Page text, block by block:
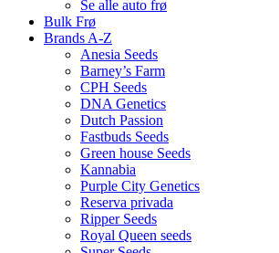
Se alle auto frø
Bulk Frø
Brands A-Z
Anesia Seeds
Barney’s Farm
CPH Seeds
DNA Genetics
Dutch Passion
Fastbuds Seeds
Green house Seeds
Kannabia
Purple City Genetics
Reserva privada
Ripper Seeds
Royal Queen seeds